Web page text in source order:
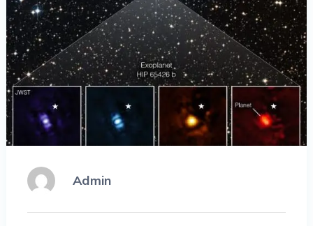
Admin